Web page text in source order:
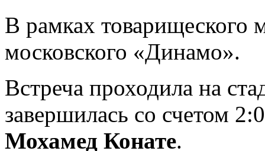
В рамках товарищеского
московского «Динамо».
Встреча проходила на
завершилась со счетом
Мохамед Конате.